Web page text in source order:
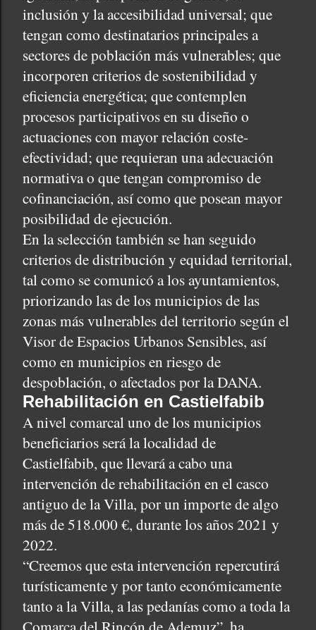
inclusión y la accesibilidad universal; que
tengan como destinatarios principales a
sectores de población más vulnerables; que
incorporen criterios de sostenibilidad y
eficiencia energética; que contemplen
procesos participativos en su diseño o
actuaciones con mayor relación coste-
efectividad; que requieran una adecuación
normativa o que tengan compromiso de
cofinanciación, así como que posean mayor
posibilidad de ejecución.
En la selección también se han seguido
criterios de distribución y equidad territorial,
tal como se comunicó a los ayuntamientos,
priorizando las de los municipios de las
zonas más vulnerables del territorio según el
Visor de Espacios Urbanos Sensibles, así
como en municipios en riesgo de
despoblación, o afectados por la DANA.
Rehabilitación en Castielfabib
A nivel comarcal uno de los municipios
beneficiarios será la localidad de
Castielfabib, que llevará a cabo una
intervención de rehabilitación en el casco
antiguo de la Villa, por un importe de algo
más de 518.000 €, durante los años 2021 y
2022.
“Creemos que esta intervención repercutirá
turísticamente y por tanto económicamente
tanto a la Villa, a las pedanías como a toda la
Comarca del Rincón de Ademuz”, ha